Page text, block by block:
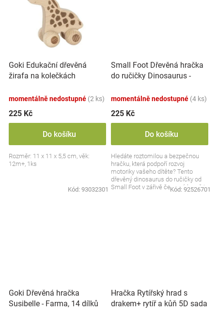
Goki Edukační dřevěná
žirafa na kolečkách
momentálně nedostupné (2 ks)
225 Kč
Do košíku
Rozměr: 11 x 11 x 5,5 cm, věk:
12m+, 1ks
Kód: 93032301
Small Foot Dřevěná hračka
do ručičky Dinosaurus -
momentálně nedostupné (4 ks)
225 Kč
Do košíku
Hledáte roztomilou a bezpečnou
hračku, která podpoří rozvoj
motoriky vašeho dítěte? Tento
dřevěný dinosaurus do ručičky od
Small Foot v zářivě červené barvě je
Kód: 92526701
Goki Dřevěná hračka
Susibelle - Farma, 14 dílků
Hračka Rytířský hrad s
drakem+ rytíř a kůň 5D sada